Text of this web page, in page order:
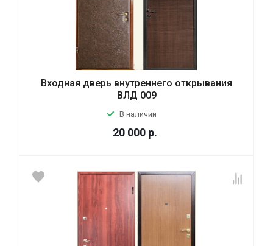
Входная дверь внутреннего открывания
ВЛД 009
В наличии
20 000 р.